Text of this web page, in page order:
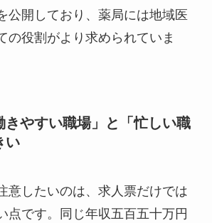
公開しており、薬局には地域医
の役割がより求められていま
きやすい職場」と「忙しい職
い
意したいのは、求人票だけでは
点です。同じ年収五百五十万円